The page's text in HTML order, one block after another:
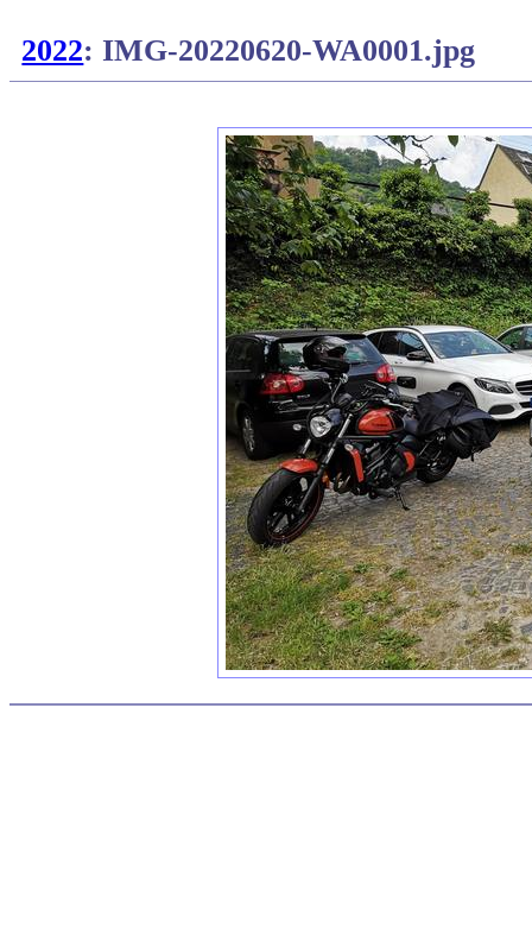
2022: IMG-20220620-WA0001.jpg